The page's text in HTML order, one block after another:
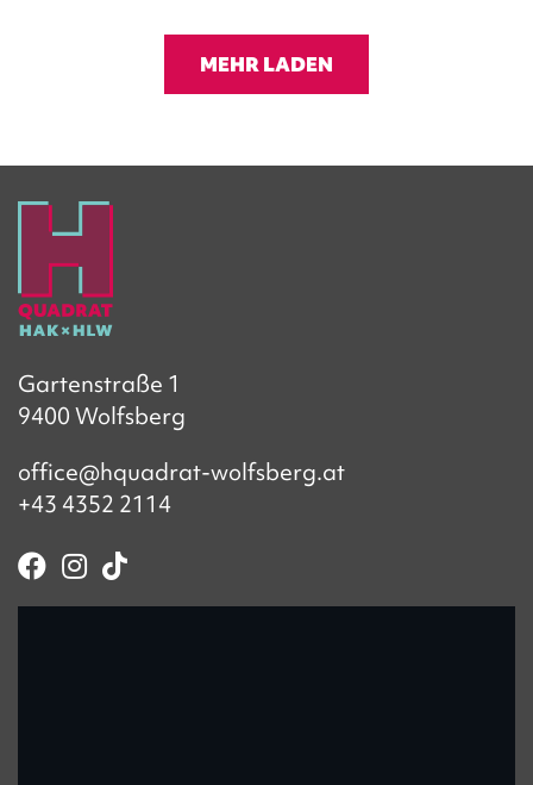
MEHR LADEN
Gartenstraße 1
9400 Wolfsberg
office@hquadrat-wolfsberg.at
+43 4352 2114